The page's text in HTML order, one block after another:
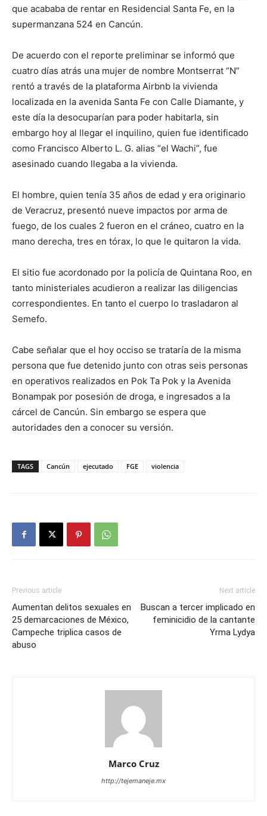
que acababa de rentar en Residencial Santa Fe, en la
supermanzana 524 en Cancún.
De acuerdo con el reporte preliminar se informó que
cuatro días atrás una mujer de nombre Montserrat “N”
rentó a través de la plataforma Airbnb la vivienda
localizada en la avenida Santa Fe con Calle Diamante, y
este día la desocuparían para poder habitarla, sin
embargo hoy al llegar el inquilino, quien fue identificado
como Francisco Alberto L. G. alias “el Wachi”, fue
asesinado cuando llegaba a la vivienda.
El hombre, quien tenía 35 años de edad y era originario
de Veracruz, presentó nueve impactos por arma de
fuego, de los cuales 2 fueron en el cráneo, cuatro en la
mano derecha, tres en tórax, lo que le quitaron la vida.
El sitio fue acordonado por la policía de Quintana Roo, en
tanto ministeriales acudieron a realizar las diligencias
correspondientes. En tanto el cuerpo lo trasladaron al
Semefo.
Cabe señalar que el hoy occiso se trataría de la misma
persona que fue detenido junto con otras seis personas
en operativos realizados en Pok Ta Pok y la Avenida
Bonampak por posesión de droga, e ingresados a la
cárcel de Cancún. Sin embargo se espera que
autoridades den a conocer su versión.
TAGS Cancún ejecutado FGE violencia
Previous article
Aumentan delitos sexuales en
25 demarcaciones de México,
Campeche triplica casos de
abuso
Next article
Buscan a tercer implicado en
feminicidio de la cantante
Yrma Lydya
Marco Cruz
http://tejemaneje.mx